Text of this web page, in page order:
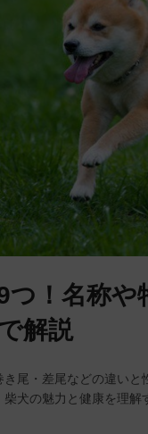
！名称や
解説
尾・差尾などの違い
犬の魅力と健康を理解